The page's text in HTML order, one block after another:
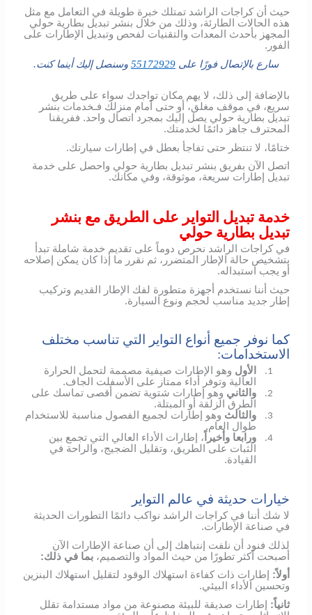
حيث أن كراجات الراشد تمتلك خبرة طويلة في التعامل مع مثل
هذه الحالات الطارئة، وذلك من خلال بنشر تبديل بطارية حولي
المجهز بأحدث المعدات والتقنيات لفحص وتبديل الإطارات على
الفور.
سارع بالإتصال فورًا على 55172929 وسنصل إليك أينما كنت.
بالإضافة إلى ذلك، لا يهم مكان تواجدك سواء على طريق
سريع، في موقف مغلق، أو حتى أمام منزلك فـخدمات بنشر
تبديل بطارية حولي يصل إليك بمجرد اتصال واحد. ففريقنا
المحترف جاهز دائمًا لخدمتك.
ختامًا، لا تنتظر حتى تفاجأ بعطل في إطارات سيارتك.
اتصل الآن بفريق بنشر تبديل بطارية حولي واحصل على خدمة
تبديل إطارات سريعة، موثوقة، وفي مكانك.
خدمة تبديل التواير على الطريق مع بنشر
تبديل بطارية حولي
في كراجات الراشد نحرص دوماً على تقديم خدمة شاملة تبدأ
بتشخيص حالة الإطار المتضرر، ثم نقرر ما إذا كان يمكن إصلاحه
أو يجب استبداله.
حيث أننا نستخدم أجهزة متطورة لفك الإطار القديم وتركيب
إطار جديد مناسب لحجم ونوع السيارة.
كما نوفر جميع أنواع التواير التي تناسب مختلف
الاستخدامات:
1. الأول وهو الإطارات صيفية مصممة لتحمل الحرارة
العالية وتوفر أداء ممتاز على الأسفلت الجاف.
2. والثاني وهو إطارات شتوية تضمن أقصى تماسك على
الطرق الزلقة أو المبتلة.
3. والثالث وهو إطارات لجميع الفصول مناسبة للاستخدام
طوال العام.
4. ورابعا وأخيراً ، إطارات الأداء العالي التي تجمع بين
الثبات على الطريق، وتقليل الضجيج، والراحة في
القيادة.
خيارات حديثة في عالم التواير
لا شك أننا في كراجات الراشد نواكب دائمًا التطورات الحديثة
في صناعة الإطارات.
لذلك فنود أن نلفت إنتباهك إلى أن صناعة الإطارات الآن
أصبحت أكثر تطورًا من حيث المواد والتصميم،بما في ذلك:
أولاً: إطارات ذات كفاءة استهلاك الوقود لتقليل استهلاك البنزين
وتحسين الأداء البيئي.
ثانياً: إطارات صديقة للبيئة مصنوعة من مواد مستدامة تقلل